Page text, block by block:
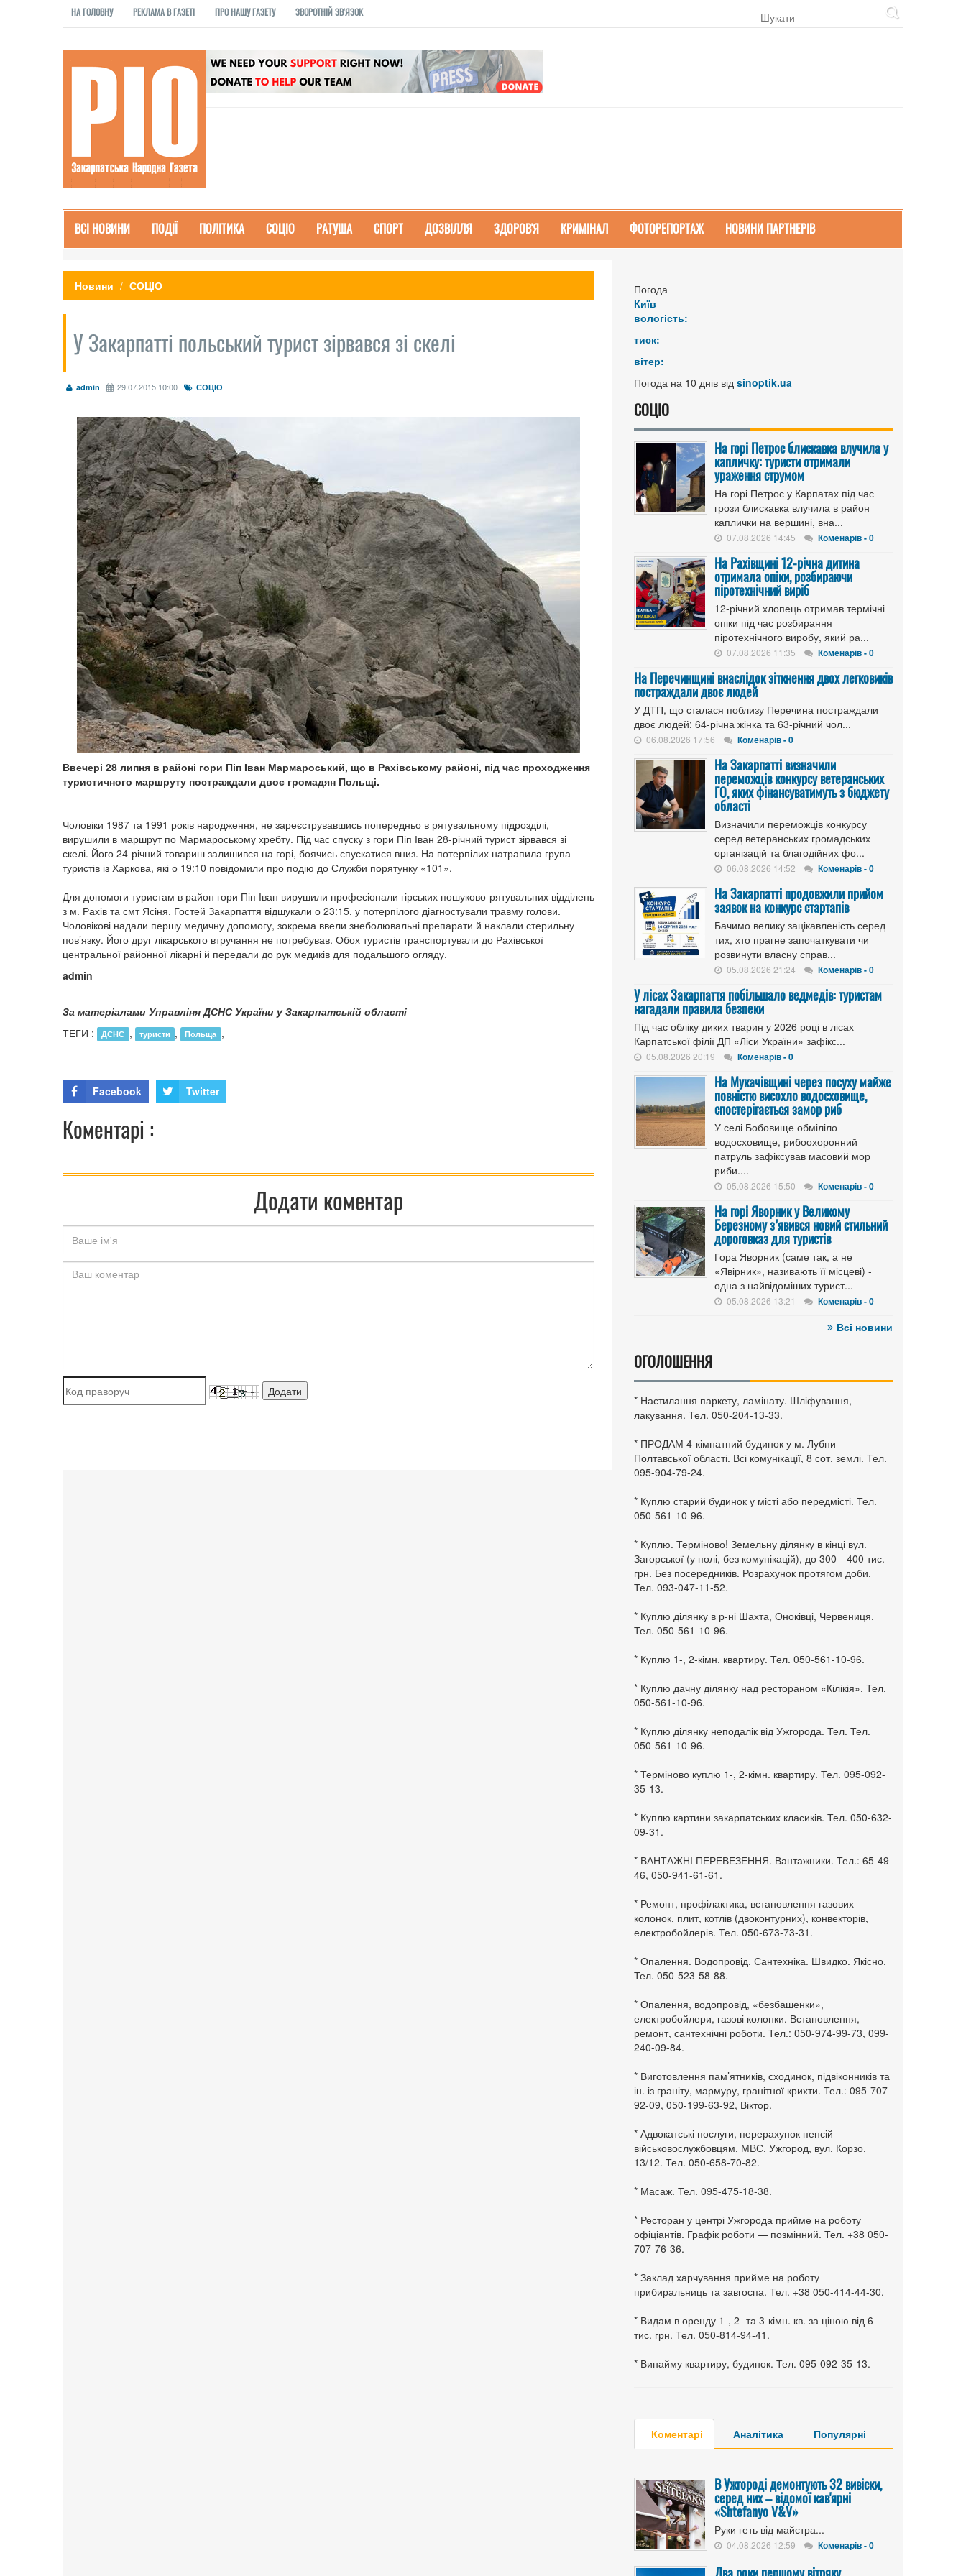
НА ГОЛОВНУ РЕКЛАМА В ГАЗЕТІ ПРО НАШУ ГАЗЕТУ ЗВОРОТНІЙ ЗВ'ЯЗОК
ВСІ НОВИНИ ПОДІЇ ПОЛІТИКА СОЦІО РАТУША СПОРТ ДОЗВІЛЛЯ ЗДОРОВ'Я КРИМІНАЛ ФОТОРЕПОРТАЖ НОВИНИ ПАРТНЕРІВ
Новини СОЦІО
У Закарпатті польський турист зірвався зі скелі
admin 29.07.2015 10:00 СОЦІО
Ввечері 28 липня в районі гори Піп Іван Мармароський, що в Рахівському районі, під час проходження
туристичного маршруту постраждали двоє громадян Польщі.
Чоловіки 1987 та 1991 років народження, не зареєструвавшись попередньо в рятувальному підрозділі,
вирушили в маршрут по Мармароському хребту. Під час спуску з гори Піп Іван 28-річний турист зірвався зі
скелі. Його 24-річний товариш залишився на горі, боячись спускатися вниз. На потерпілих натрапила група
туристів із Харкова, які о 19:10 повідомили про подію до Служби порятунку «101».
Для допомоги туристам в район гори Піп Іван вирушили професіонали гірських пошуково-рятувальних відділень
з м. Рахів та смт Ясіня. Гостей Закарпаття відшукали о 23:15, у потерпілого діагностували травму голови.
Чоловікові надали першу медичну допомогу, зокрема ввели знеболювальні препарати й наклали стерильну
пов’язку. Його друг лікарського втручання не потребував. Обох туристів транспортували до Рахівської
центральної районної лікарні й передали до рук медиків для подальшого огляду.
admin
За матеріалами Управліня ДСНС України у Закарпатській області
ТЕГИ :
ДСНС , туристи , Польща ,
Facebook Twitter
Коментарі :
Додати коментар
Погода
Київ
вологість:
тиск:
вітер:
Погода на 10 днів від sinoptik.ua
СОЦІО
На горі Петрос блискавка влучила у
капличку: туристи отримали
ураження струмом
На горі Петрос у Карпатах під час
грози блискавка влучила в район
каплички на вершині, вна...
07.08.2026 14:45 Коменарів - 0
На Рахівщині 12-річна дитина
отримала опіки, розбираючи
піротехнічний виріб
12-річний хлопець отримав термічні
опіки під час розбирання
піротехнічного виробу, який ра...
07.08.2026 11:35 Коменарів - 0
На Перечинщині внаслідок зіткнення двох легковиків
постраждали двоє людей
У ДТП, що сталася поблизу Перечина постраждали
двоє людей: 64-річна жінка та 63-річний чол...
06.08.2026 17:56 Коменарів - 0
На Закарпатті визначили
переможців конкурсу ветеранських
ГО, яких фінансуватимуть з бюджету
області
Визначили переможців конкурсу
серед ветеранських громадських
організацій та благодійних фо...
06.08.2026 14:52 Коменарів - 0
На Закарпатті продовжили прийом
заявок на конкурс стартапів
Бачимо велику зацікавленість серед
тих, хто прагне започаткувати чи
розвинути власну справ...
05.08.2026 21:24 Коменарів - 0
У лісах Закарпаття побільшало ведмедів: туристам
нагадали правила безпеки
Під час обліку диких тварин у 2026 році в лісах
Карпатської філії ДП «Ліси України» зафікс...
05.08.2026 20:19 Коменарів - 0
На Мукачівщині через посуху майже
повністю висохло водосховище,
спостерігається замор риб
У селі Бобовище обміліло
водосховище, рибоохоронний
патруль зафіксував масовий мор
риби....
05.08.2026 15:50 Коменарів - 0
На горі Яворник у Великому
Березному з’явився новий стильний
дороговказ для туристів
Гора Яворник (саме так, а не
«Явірник», називають її місцеві) -
одна з найвідоміших турист...
05.08.2026 13:21 Коменарів - 0
Всі новини
ОГОЛОШЕННЯ
* Настилання паркету, ламінату. Шліфування,
лакування. Тел. 050-204-13-33.
* ПРОДАМ 4-кімнатний будинок у м. Лубни
Полтавської області. Всі комунікації, 8 сот. землі. Тел.
095-904-79-24.
* Куплю старий будинок у місті або передмісті. Тел.
050-561-10-96.
* Куплю. Терміново! Земельну ділянку в кінці вул.
Загорської (у полі, без комунікацій), до 300—400 тис.
грн. Без посередників. Розрахунок протягом доби.
Тел. 093-047-11-52.
* Куплю ділянку в р-ні Шахта, Оноківці, Червениця.
Тел. 050-561-10-96.
* Куплю 1-, 2-кімн. квартиру. Тел. 050-561-10-96.
* Куплю дачну ділянку над рестораном «Кілікія». Тел.
050-561-10-96.
* Куплю ділянку неподалік від Ужгорода. Тел. Тел.
050-561-10-96.
* Терміново куплю 1-, 2-кімн. квартиру. Тел. 095-092-
35-13.
* Куплю картини закарпатських класиків. Тел. 050-632-
09-31.
* ВАНТАЖНІ ПЕРЕВЕЗЕННЯ. Вантажники. Тел.: 65-49-
46, 050-941-61-61.
* Ремонт, профілактика, встановлення газових
колонок, плит, котлів (двоконтурних), конвекторів,
електробойлерів. Тел. 050-673-73-31.
* Опалення. Водопровід. Сантехніка. Швидко. Якісно.
Тел. 050-523-58-88.
* Опалення, водопровід, «безбашенки»,
електробойлери, газові колонки. Встановлення,
ремонт, сантехнічні роботи. Тел.: 050-974-99-73, 099-
240-09-84.
* Виготовлення пам’ятників, сходинок, підвіконників та
ін. із граніту, мармуру, гранітної крихти. Тел.: 095-707-
92-09, 050-199-63-92, Віктор.
* Адвокатські послуги, перерахунок пенсій
військовослужбовцям, МВС. Ужгород, вул. Корзо,
13/12. Тел. 050-658-70-82.
* Масаж. Тел. 095-475-18-38.
* Ресторан у центрі Ужгорода прийме на роботу
офіціантів. Графік роботи — позмінний. Тел. +38 050-
707-76-36.
* Заклад харчування прийме на роботу
прибиральниць та завгоспа. Тел. +38 050-414-44-30.
* Видам в оренду 1-, 2- та 3-кімн. кв. за ціною від 6
тис. грн. Тел. 050-814-94-41.
* Винайму квартиру, будинок. Тел. 095-092-35-13.
Коментарі Аналітика Популярні
В Ужгороді демонтують 32 вивіски,
серед них – відомої кав'ярні
«Shtefanyo V&V»
Руки геть від майстра...
04.08.2026 12:59 Коменарів - 0